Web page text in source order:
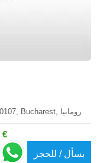
Strada Constantin Dobrogeanu Gherea 85, 010107, Bucharest, رومانيا
السعر: من 250 €
بسأل / للحجز